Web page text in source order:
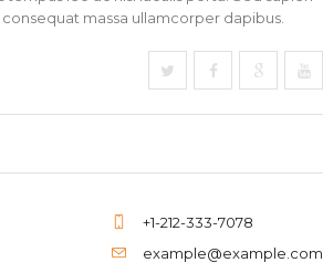
massa ullamcorper dapibus.
+1-212-333-7078
example@example.com